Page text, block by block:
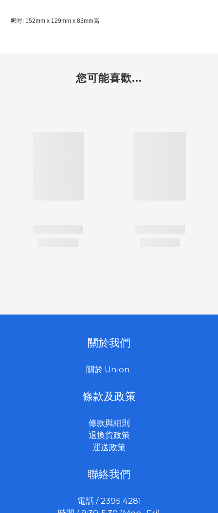
呎吋: 152mm x 129mm x 83mm高
您可能喜歡...
關於我們
關於 Union
條款及政策
條款與細則
退換貨政策
運送政策
聯絡我們
電話 / 2395 4281